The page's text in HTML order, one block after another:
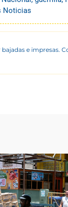
Noticias
e impresas.